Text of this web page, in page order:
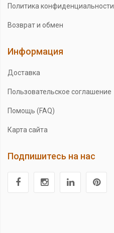
Политика конфиденциальности
Возврат и обмен
Информация
Доставка
Пользовательское соглашение
Помощь (FAQ)
Карта сайта
Подпишитесь на нас